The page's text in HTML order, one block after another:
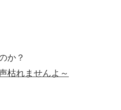
か？
枯れませんよ～